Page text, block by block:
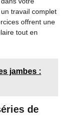
travail complet
offrent une
tout en
jambes :
de